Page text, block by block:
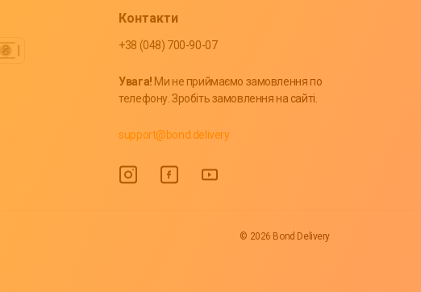
Контакти
+38 (048) 700-90-07
Увага! Ми не приймаємо замовлення по
телефону. Зробіть замовлення на сайті.
support@bond.delivery
© 2026 Bond Delivery